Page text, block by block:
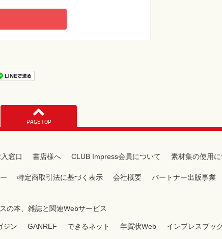
PAGE TOP
窓口 書店様へ CLUB Impress会員について 素材集の使用
特定商取引法に基づく表示 会社概要 パートナー出版事業
の本、雑誌と関連Webサービス
ジン GANREF できるネット 年賀状Web インプレスブッ